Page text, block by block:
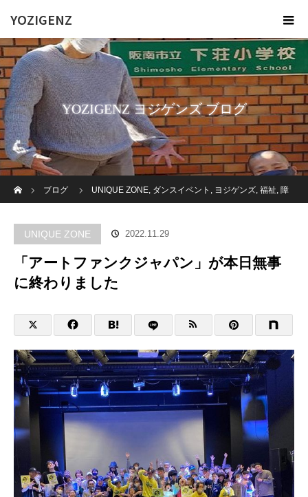
YOZIGENZ
YOZIGENZ ヨジゲンズ ブログ
ブログ
UNIQUE ZONE, ダンスイベント , ヨジゲンズ, 福祉, 障
ました
UNIQUE ZONE 2022.11.29
「アートファンクジャパン」が本日無事
に終わりました